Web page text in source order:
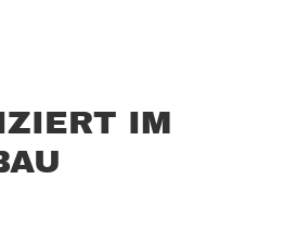
IM